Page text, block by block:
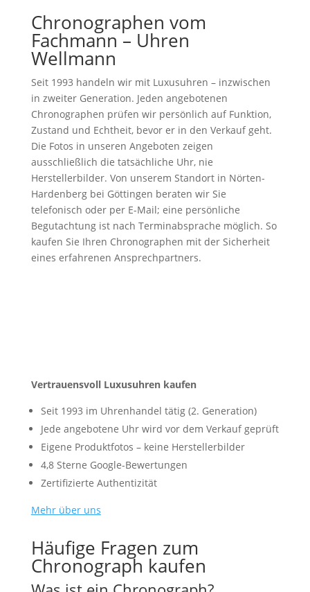
Chronographen vom
Fachmann – Uhren
Wellmann
Seit 1993 handeln wir mit Luxusuhren – inzwischen
in zweiter Generation. Jeden angebotenen
Chronographen prüfen wir persönlich auf Funktion,
Zustand und Echtheit, bevor er in den Verkauf geht.
Die Fotos in unseren Angeboten zeigen
ausschließlich die tatsächliche Uhr, nie
Herstellerbilder. Von unserem Standort in Nörten-
Hardenberg bei Göttingen beraten wir Sie
telefonisch oder per E-Mail; eine persönliche
Begutachtung ist nach Terminabsprache möglich. So
kaufen Sie Ihren Chronographen mit der Sicherheit
eines erfahrenen Ansprechpartners.
Vertrauensvoll Luxusuhren kaufen
Seit 1993 im Uhrenhandel tätig (2. Generation)
Jede angebotene Uhr wird vor dem Verkauf geprüft
Eigene Produktfotos – keine Herstellerbilder
4,8 Sterne Google-Bewertungen
Zertifizierte Authentizität
Mehr über uns
Häufige Fragen zum
Chronograph kaufen